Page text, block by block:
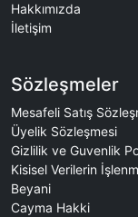
Hakkımızda
İletişim
Sözleşmeler
Mesafeli Satış
Üyelik Sözleşmesi
Gizlilik ve Guvenlik
Kisisel Verilerin
Beyani
Cayma Hakki